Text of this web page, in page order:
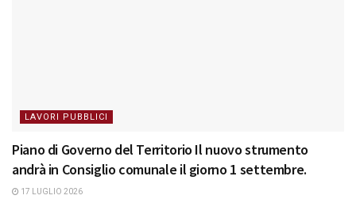
LAVORI PUBBLICI
Piano di Governo del Territorio Il nuovo strumento
andrà in Consiglio comunale il giorno 1 settembre.
17 LUGLIO 2026